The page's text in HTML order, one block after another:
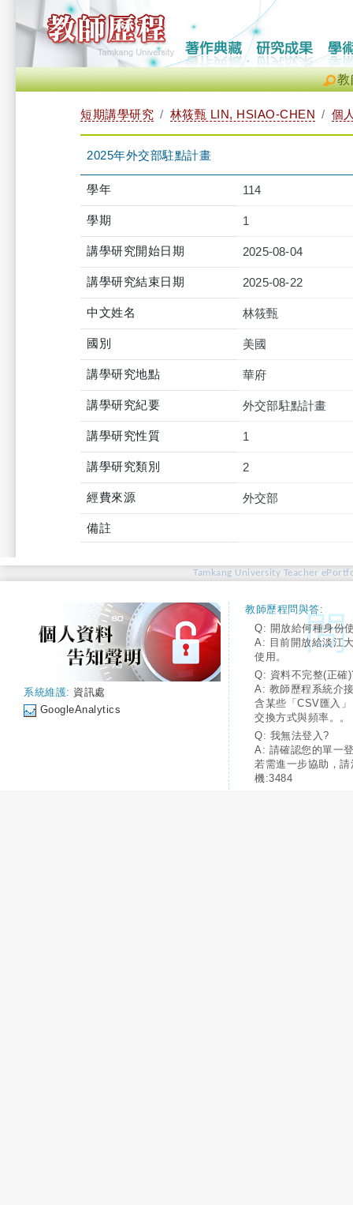
教
短期講學研究 林筱甄 LIN, HSIAO-CHEN 個
2025年外交部駐點計畫
學年 114
學期 1
講學研究開始日期 2025-08-04
講學研究結束日期 2025-08-22
中文姓名 林筱甄
國別 美國
講學研究地點 華府
講學研究紀要 外交部駐點計畫
講學研究性質 1
講學研究類別 2
經費來源 外交部
備註
Tamkang University Teacher
系統維護: 資訊處
GoogleAnalytics
教師歷程問與答:
Q: 開放給何種身份
A: 目前開放給淡江
使用。
Q: 資料不完整(正確
A: 教師歷程系統介
含某些「CSV匯入
交換方式與頻率。。
Q: 我無法登入?
A: 請確認您的單一
若需進一步協助，
機:3484